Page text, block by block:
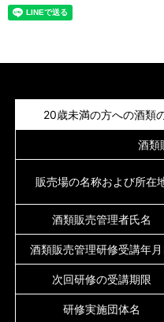
20歳未満の方への酒類
酒類
販売場の名称および所在
酒類販売管理者氏名
酒類販売管理研修受講年月
次回研修の受講期限
研修実施団体名